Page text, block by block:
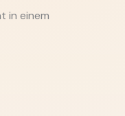
in einem